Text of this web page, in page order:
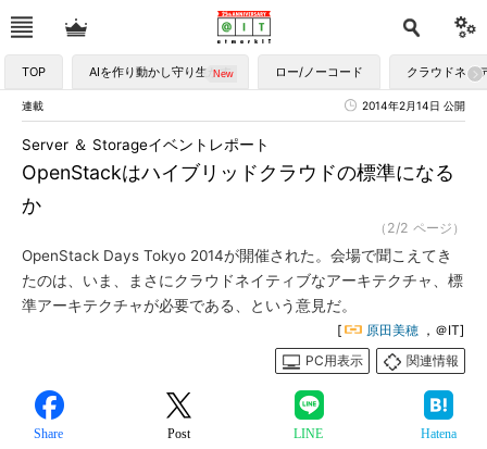
TOP AIを作り動かし守り生かす ロー/ノーコード クラウドネイ
連載 2014年2月14日 公開
OpenStackはハイブリッドクラウドの標準になる
か
Server ＆ Storageイベントレポート
（2/2 ページ）
OpenStack Days Tokyo 2014が開催された。会場で聞こえてき
たのは、いま、まさにクラウドネイティブなアーキテクチャ、標
準アーキテクチャが必要である、という意見だ。
[ 原田美穂 ，＠IT]
PC用表示
関連情報
Share Post LINE Hatena